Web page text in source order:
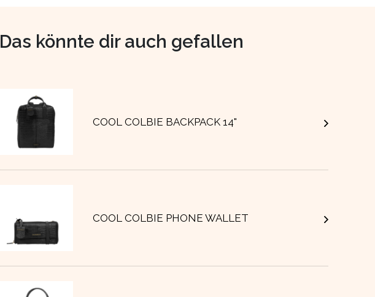
Das könnte dir auch gefallen
COOL COLBIE BACKPACK 14"
COOL COLBIE PHONE WALLET